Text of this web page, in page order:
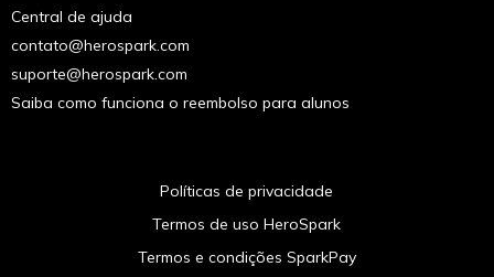
Central de ajuda
contato@herospark.com
suporte@herospark.com
Saiba como funciona o reembolso para alunos
Políticas de privacidade
Termos de uso HeroSpark
Termos e condições SparkPay